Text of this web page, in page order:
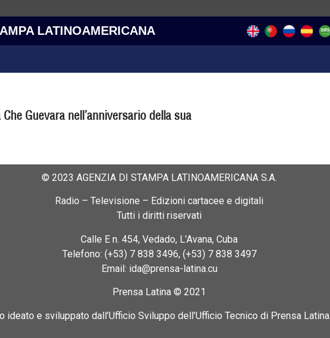
LATINOAMERICANA
Guevara nell’anniversario della sua
© 2023 AGENZIA DI STAMPA LATINOAMERICANA S.A.
Radio – Televisione – Edizioni cartacee e digitali
Tutti i diritti riservati
Calle E n. 454, Vedado, L’Avana, Cuba
Telefono: (+53) 7 838 3496, (+53) 7 838 3497
Email: ida@prensa-latina.cu
Prensa Latina © 2021
ideato e sviluppato dall’Ufficio Sviluppo dell’Ufficio Tecnico di Prensa Latina.